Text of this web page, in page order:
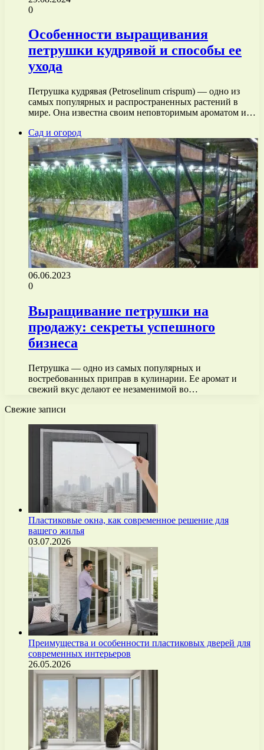
0
Особенности выращивания
петрушки кудрявой и способы ее
ухода
Петрушка кудрявая (Petroselinum crispum) — одно из
самых популярных и распространенных растений в
мире. Она известна своим неповторимым ароматом и…
Сад и огород
06.06.2023
0
Выращивание петрушки на
продажу: секреты успешного
бизнеса
Петрушка — одно из самых популярных и
востребованных приправ в кулинарии. Ее аромат и
свежий вкус делают ее незаменимой во…
Свежие записи
Пластиковые окна, как современное решение для
вашего жилья
03.07.2026
Преимущества и особенности пластиковых дверей для
современных интерьеров
26.05.2026